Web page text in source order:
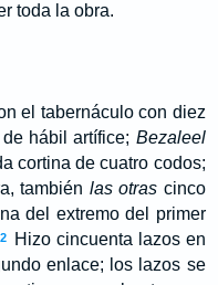
toda la obra.
el tabernáculo con diez
hábil artífice; Bezaleel
cortina de cuatro codos;
también las otras cinco
del extremo del primer
Hizo cincuenta lazos en
enlace; los lazos se